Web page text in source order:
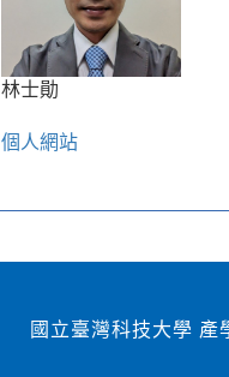
林士勛
個人網站
國立臺灣科技大學